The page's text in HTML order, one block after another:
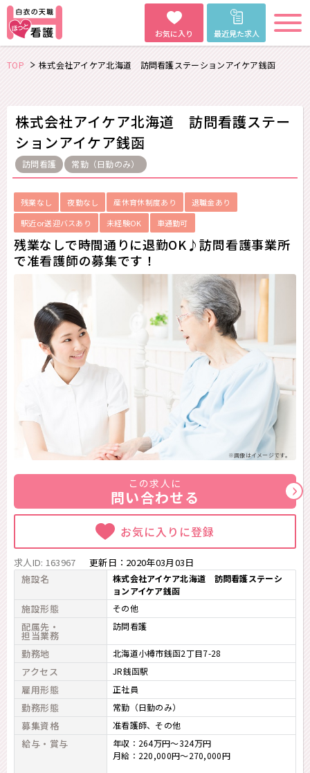
お気に入り 最近見た求人
TOP 株式会社アイケア北海道 訪問看護ステーションアイケア銭函
株式会社アイケア北海道 訪問看護ステー
ションアイケア銭函
訪問看護 常勤（日勤のみ）
残業なし 夜勤なし 産休育休制度あり
退職金あり
駅近or送迎バスあり
未経験OK 車通勤可
残業なしで時間通りに退勤OK♪訪問看護事業所
で准看護師の募集です！
※画像はイメージです。
この求人に
問い合わせる
お気に入りに登録
求人ID: 163967 更新日： 2020年03月03日
施設名
株式会社アイケア北海道 訪問看護ステーシ
ョンアイケア銭函
施設形態 その他
配属先・
担当業務
訪問看護
勤務地 北海道小樽市銭函2丁目7-28
アクセス JR銭函駅
雇用形態 正社員
勤務形態 常勤（日勤のみ）
募集資格 准看護師 その他
給与・賞与
年収：264万円～324万円
月給：220,000円～270,000円